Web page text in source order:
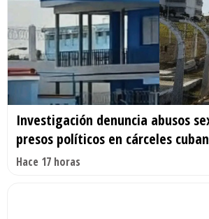
Investigación denuncia abusos
presos políticos en cárceles
Hace 17 horas